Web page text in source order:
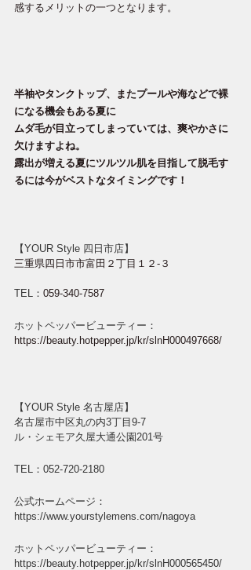
感するメリットの一つとなります。
半袖やタンクトップ、またプールや海などで裸
になる機会もある夏に
ムダ毛が目立ってしまっていては、爽やかさに
欠けますよね。
露出が増える夏にツルツル肌を目指して脱毛す
るには今がベストなタイミングです！
【YOUR Style 四日市店】
三重県四日市市富田２丁目１２-３
TEL： 059-340-7587
ホットペッパービューティー：
https://beauty.hotpepper.jp/kr/slnH000497668/
【YOUR Style 名古屋店】
名古屋市中区丸の内3丁目9-7
ル・シェモア久屋大通公園201号
TEL：052-720-2180
公式ホームページ：
https://www.yourstylemens.com/nagoya
ホットペッパービューティー：
https://beauty.hotpepper.jp/kr/slnH000565450/